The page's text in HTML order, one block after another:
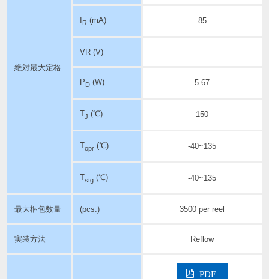
絶対最大定格
R (mA) 85
VR (V)
PD(W) 5.67
TJ (℃) 150
Topr(℃) -40~135
Tstg(℃) -40~135
最大梱包数量 (pcs.) 3500 per reel
実装方法 Reflow
PDF